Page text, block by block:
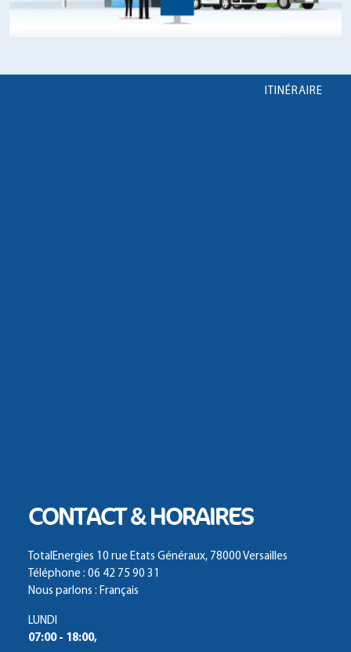
ITINÉRAIRE
CONTACT & HORAIRES
TotalEnergies 10 rue Etats Généraux, 78000 Versailles
Téléphone : 06 42 75 90 31
Nous parlons : Français
LUNDI
07:00 - 18:00,